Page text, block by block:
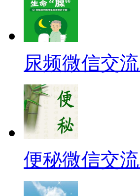
尿频微信交
便秘微信交